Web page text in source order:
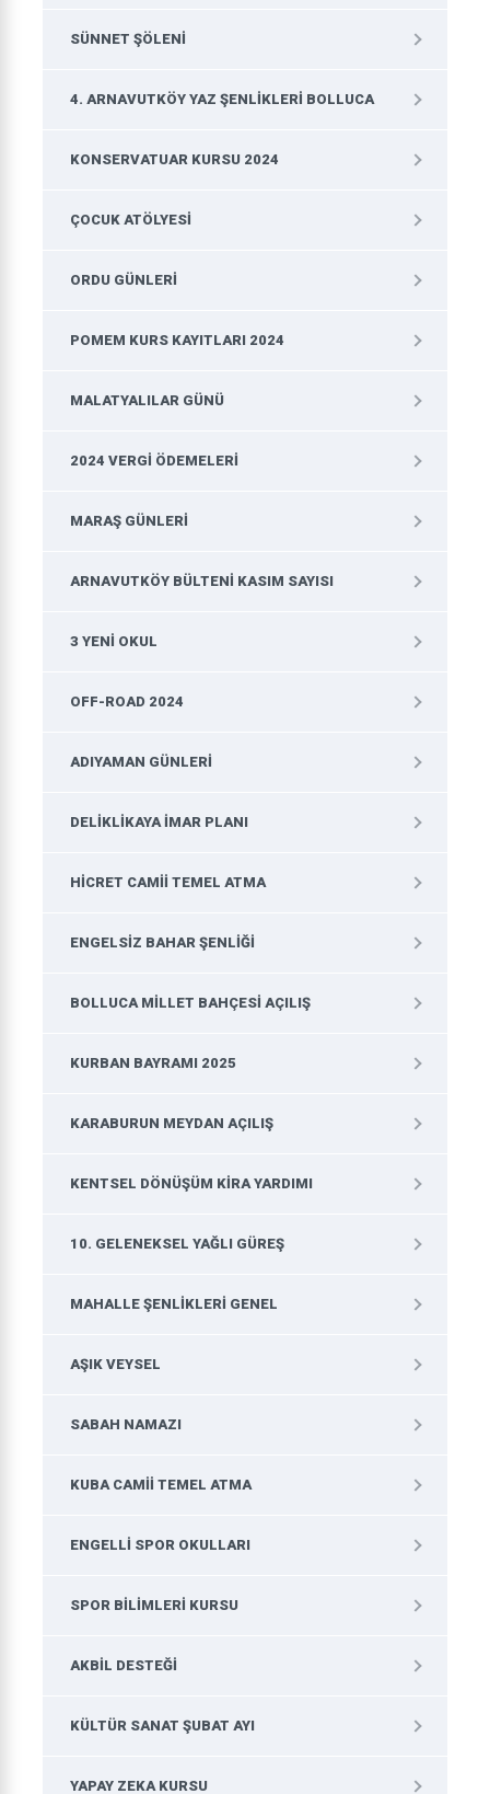
SÜNNET ŞÖLENI
4. ARNAVUTKÖY YAZ ŞENLIKLERI BOLLUCA
KONSERVATUAR KURSU 2024
ÇOCUK ATÖLYESI
ORDU GÜNLERI
POMEM KURS KAYITLARI 2024
MALATYALILAR GÜNÜ
2024 VERGI ÖDEMELERI
MARAŞ GÜNLERI
ARNAVUTKÖY BÜLTENI KASIM SAYISI
3 YENI OKUL
OFF-ROAD 2024
ADIYAMAN GÜNLERI
DELIKLIKAYA İMAR PLANI
HICRET CAMII TEMEL ATMA
ENGELSIZ BAHAR ŞENLIĞI
BOLLUCA MILLET BAHÇESI AÇILIŞ
KURBAN BAYRAMI 2025
KARABURUN MEYDAN AÇILIŞ
KENTSEL DÖNÜŞÜM KIRA YARDIMI
10. GELENEKSEL YAĞLI GÜREŞ
MAHALLE ŞENLIKLERI GENEL
AŞIK VEYSEL
SABAH NAMAZI
KUBA CAMII TEMEL ATMA
ENGELLI SPOR OKULLARI
SPOR BILIMLERI KURSU
AKBIL DESTEĞI
KÜLTÜR SANAT ŞUBAT AYI
YAPAY ZEKA KURSU